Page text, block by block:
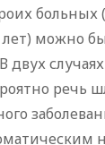
больных
можно
двух
речь